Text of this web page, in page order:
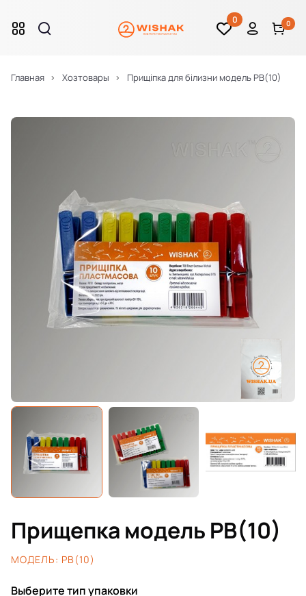
0 0
Главная Хозтовары Прищіпка для білизни модель PB(10)
Прищепка модель PB(10)
МОДЕЛЬ: PB(10)
Выберите тип упаковки